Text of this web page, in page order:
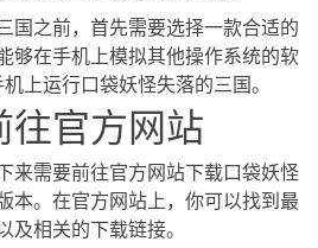
国之前，首先需要选择一款合适的
够在手机上模拟其他操作系统的软
上运行口袋妖怪失落的三国。
往官方网站
来需要前往官方网站下载口袋妖怪
本。在官方网站上，你可以找到最
及相关的下载链接。